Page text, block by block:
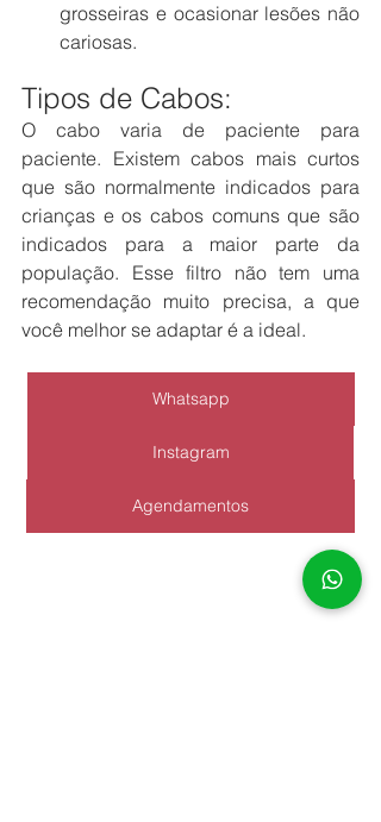
grosseiras e ocasionar lesões não
cariosas.
Tipos de Cabos:
O cabo varia de paciente para
paciente. Existem cabos mais curtos
que são normalmente indicados para
crianças e os cabos comuns que são
indicados para a maior parte da
população. Esse filtro não tem uma
recomendação muito precisa, a que
você melhor se adaptar é a ideal.
Whatsapp
Instagram
Agendamentos